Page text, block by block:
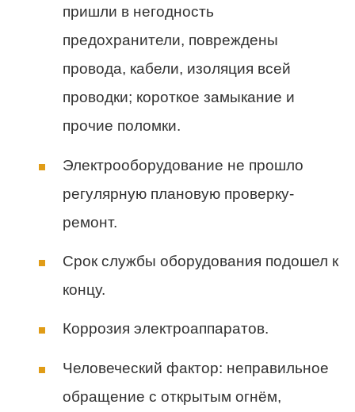
пришли в негодность
предохранители, повреждены
провода, кабели, изоляция всей
проводки; короткое замыкание и
прочие поломки.
Электрооборудование не прошло
регулярную плановую проверку-
ремонт.
Срок службы оборудования подошел к
концу.
Коррозия электроаппаратов.
Человеческий фактор: неправильное
обращение с открытым огнём,